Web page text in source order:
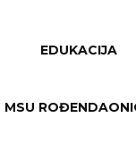
EDUKACIJA
MSU